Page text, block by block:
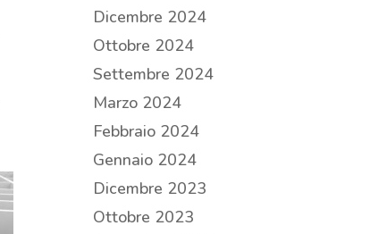
Dicembre 2024
Ottobre 2024
Settembre 2024
Marzo 2024
Febbraio 2024
Gennaio 2024
Dicembre 2023
Ottobre 2023